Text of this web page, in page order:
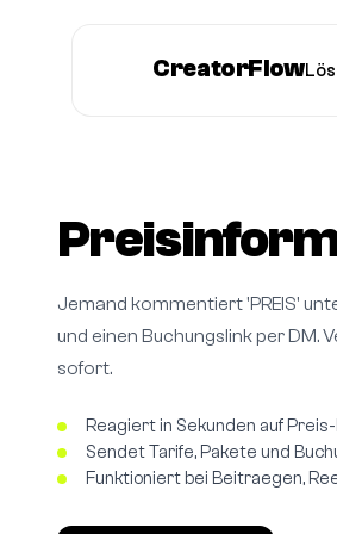
CreatorFlow
Jemand kommentiert 'PREIS'
und einen Buchungslink per DM.
sofort.
Reagiert in Sekunden auf
Sendet Tarife, Pakete und
Funktioniert bei Beitraegen,